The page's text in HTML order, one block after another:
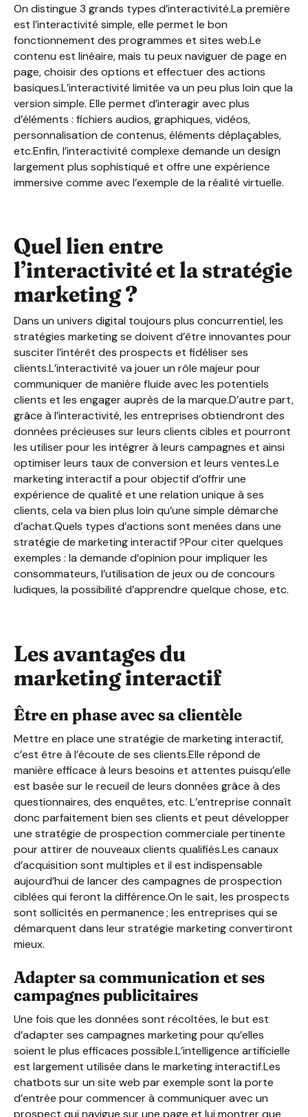
On distingue 3 grands types d’interactivité.La première
est l’interactivité simple, elle permet le bon
fonctionnement des programmes et sites web.Le
contenu est linéaire, mais tu peux naviguer de page en
page, choisir des options et effectuer des actions
basiques.L’interactivité limitée va un peu plus loin que la
version simple. Elle permet d’interagir avec plus
d’éléments : fichiers audios, graphiques, vidéos,
personnalisation de contenus, éléments déplaçables,
etc.Enfin, l’interactivité complexe demande un design
largement plus sophistiqué et offre une expérience
immersive comme avec l’exemple de la réalité virtuelle.
Quel lien entre
l’interactivité et la stratégie
marketing ?
Dans un univers digital toujours plus concurrentiel, les
stratégies marketing se doivent d’être innovantes pour
susciter l’intérêt des prospects et fidéliser ses
clients.L’interactivité va jouer un rôle majeur pour
communiquer de manière fluide avec les potentiels
clients et les engager auprès de la marque.D’autre part,
grâce à l’interactivité, les entreprises obtiendront des
données précieuses sur leurs clients cibles et pourront
les utiliser pour les intégrer à leurs campagnes et ainsi
optimiser leurs taux de conversion et leurs ventes.Le
marketing interactif a pour objectif d’offrir une
expérience de qualité et une relation unique à ses
clients, cela va bien plus loin qu’une simple démarche
d’achat.Quels types d’actions sont menées dans une
stratégie de marketing interactif ?Pour citer quelques
exemples : la demande d’opinion pour impliquer les
consommateurs, l’utilisation de jeux ou de concours
ludiques, la possibilité d’apprendre quelque chose, etc.
Les avantages du
marketing interactif
Être en phase avec sa clientèle
Mettre en place une stratégie de marketing interactif,
c’est être à l’écoute de ses clients.Elle répond de
manière efficace à leurs besoins et attentes puisqu’elle
est basée sur le recueil de leurs données grâce à des
questionnaires, des enquêtes, etc. L’entreprise connaît
donc parfaitement bien ses clients et peut développer
une stratégie de prospection commerciale pertinente
pour attirer de nouveaux clients qualifiés.Les canaux
d’acquisition sont multiples et il est indispensable
aujourd’hui de lancer des campagnes de prospection
ciblées qui feront la différence.On le sait, les prospects
sont sollicités en permanence ; les entreprises qui se
démarquent dans leur stratégie marketing convertiront
mieux.
Adapter sa communication et ses
campagnes publicitaires
Une fois que les données sont récoltées, le but est
d’adapter ses campagnes marketing pour qu’elles
soient le plus efficaces possible.L’intelligence artificielle
est largement utilisée dans le marketing interactif.Les
chatbots sur un site web par exemple sont la porte
d’entrée pour commencer à communiquer avec un
prospect qui navigue sur une page et lui montrer que